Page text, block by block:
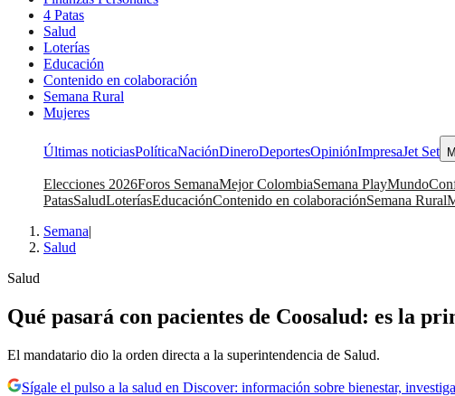
4 Patas
Salud
Loterías
Educación
Contenido en colaboración
Semana Rural
Mujeres
Últimas noticiasPolíticaNaciónDineroDeportesOpiniónImpresaJet Set
Elecciones 2026Foros SemanaMejor ColombiaSemana PlayMundo
PatasSaludLoteríasEducaciónContenido en colaboraciónSemana Rural
Semana|
Salud
Salud
Qué pasará con pacientes de Coosalud: es la
El mandatario dio la orden directa a la superintendencia de Salud.
Sígale el pulso a la salud en Discover: información sobre bienestar,